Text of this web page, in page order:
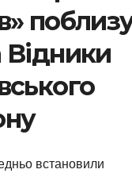
Відники
встановили